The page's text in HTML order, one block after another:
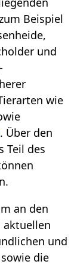
Beispiel
und
wie
. Über den
Teil des
an den
aktuellen
und
die